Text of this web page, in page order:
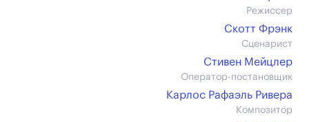
Режиссер
Скотт Фрэнк
Сценарист
Стивен Мейцлер
Оператор-постановщик
Карлос Рафаэль Ривера
Композитор